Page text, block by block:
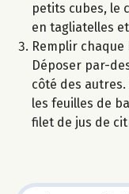
petits cubes, le
en tagliatelles
Remplir chaque
Déposer par-
côté des
les feuilles de
filet de jus de